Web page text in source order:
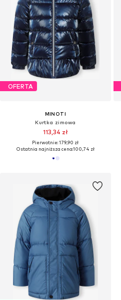
OFERTA
MINOTI
Kurtka zimowa
113,34 zł
Pierwotnie: 179,90 zł
Ostatnia najniższa cena:100,74 zł